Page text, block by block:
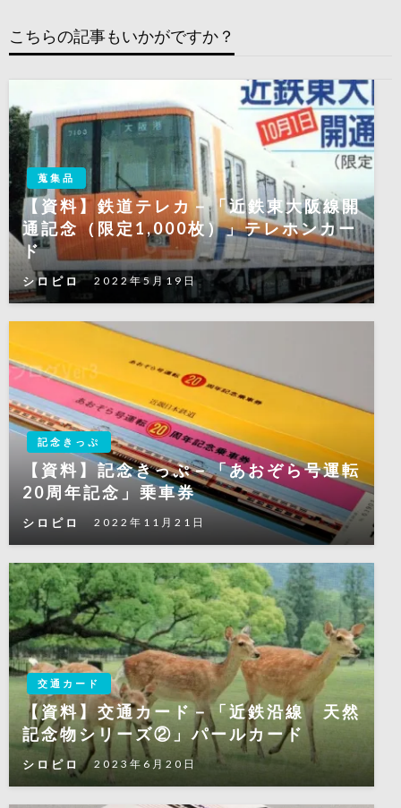
ー
シ
ョ
ン
こちらの記事もいかがですか？
蒐集品
【資料】鉄道テレカ－「近鉄東大阪線開
通記念（限定1,000枚）」テレホンカー
ド
シロピロ 2022年5月19日
記念きっぷ
【資料】記念きっぷ－「あおぞら号運転
20周年記念」乗車券
シロピロ 2022年11月21日
交通カード
【資料】交通カード－「近鉄沿線 天然
記念物シリーズ②」パールカード
シロピロ 2023年6月20日